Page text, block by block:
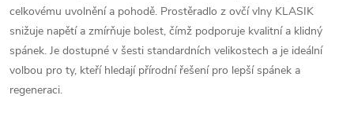
celkovému uvolnění a pohodě. Prostěradlo z ovčí vlny KLASIK
snižuje napětí a zmírňuje bolest, čímž podporuje kvalitní a klidný
spánek. Je dostupné v šesti standardních velikostech a je ideální
volbou pro ty, kteří hledají přírodní řešení pro lepší spánek a
regeneraci.